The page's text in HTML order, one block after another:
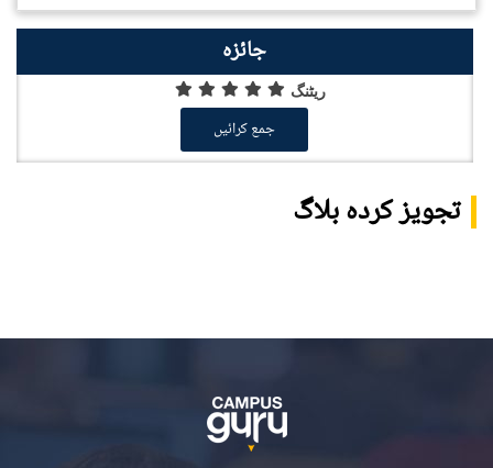
جائزہ
ریٹنگ
جمع کرائیں
تجویز کردہ بلاگ